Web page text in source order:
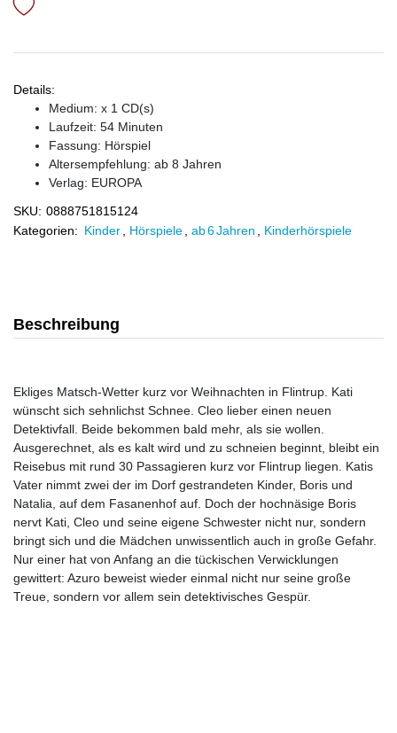
Details:
Medium: x 1 CD(s)
Laufzeit: 54 Minuten
Fassung: Hörspiel
Altersempfehlung: ab 8 Jahren
Verlag: EUROPA
SKU: 0888751815124
Kategorien: Kinder Hörspiele ab 6 Jahren Kinderhörspiele
Beschreibung
Ekliges Matsch-Wetter kurz vor Weihnachten in Flintrup. Kati
wünscht sich sehnlichst Schnee. Cleo lieber einen neuen
Detektivfall. Beide bekommen bald mehr, als sie wollen.
Ausgerechnet, als es kalt wird und zu schneien beginnt, bleibt ein
Reisebus mit rund 30 Passagieren kurz vor Flintrup liegen. Katis
Vater nimmt zwei der im Dorf gestrandeten Kinder, Boris und
Natalia, auf dem Fasanenhof auf. Doch der hochnäsige Boris
nervt Kati, Cleo und seine eigene Schwester nicht nur, sondern
bringt sich und die Mädchen unwissentlich auch in große Gefahr.
Nur einer hat von Anfang an die tückischen Verwicklungen
gewittert: Azuro beweist wieder einmal nicht nur seine große
Treue, sondern vor allem sein detektivisches Gespür.